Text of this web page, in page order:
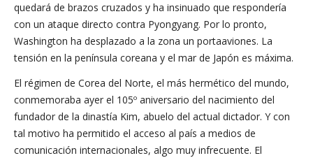
quedará de brazos cruzados y ha insinuado que respondería
con un ataque directo contra Pyongyang. Por lo pronto,
Washington ha desplazado a la zona un portaaviones. La
tensión en la península coreana y el mar de Japón es máxima.
El régimen de Corea del Norte, el más hermético del mundo,
conmemoraba ayer el 105º aniversario del nacimiento del
fundador de la dinastía Kim, abuelo del actual dictador. Y con
tal motivo ha permitido el acceso al país a medios de
comunicación internacionales, algo muy infrecuente. El